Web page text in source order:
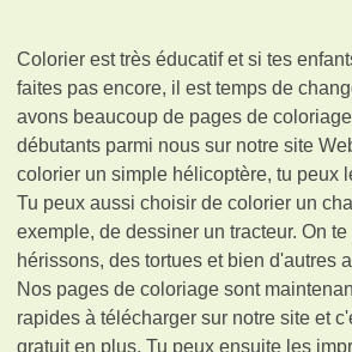
Colorier est très éducatif et si tes
faites pas encore, il est temps de
avons beaucoup de pages de
débutants parmi nous sur notre site
colorier un simple hélicoptère, tu peux
Tu peux aussi choisir de colorier un
exemple, de dessiner un tracteur. On
hérissons, des tortues et bien d'autres
Nos pages de coloriage sont
rapides à télécharger sur notre site et
gratuit en plus. Tu peux ensuite les